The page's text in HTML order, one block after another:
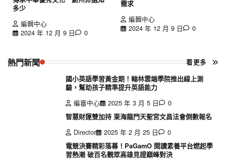
多少
編輯中心
2024 年 12 月 9 日
0
需求
編輯中心
2024 年 12 月 9 日
0
熱門新聞 看更多
國小英語學習黃金期！翰林雲端學院推出線上測
驗，幫助孩子精準提升英語能力
編審中心
2025 年 3 月 5 日
0
智慧財運雙加持 東海龍門天聖宮文昌法會倒數報名
Director
2025 年 2 月 25 日
0
電競決賽精彩落幕！PaGamO 閱讀素養平台燃起學
習熱潮 破百名觀眾高雄見證巔峰對決